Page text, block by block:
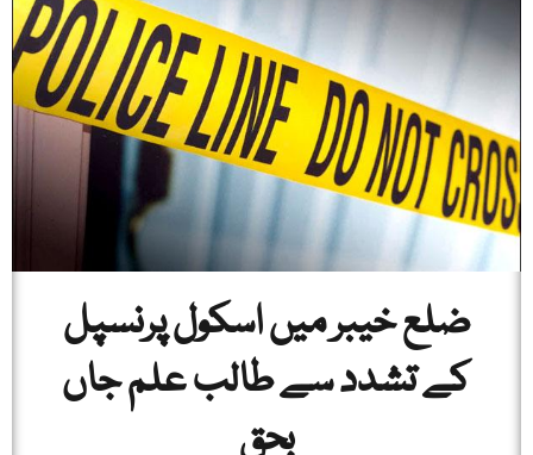
ضلع خیبر میں اسکول پرنسپل
کے تشدد سے طالب علم جاں
بحق